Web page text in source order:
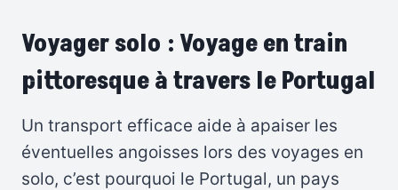
Voyager solo : Voyage en train
pittoresque à travers le Portugal
Un transport efficace aide à apaiser les
éventuelles angoisses lors des voyages en
solo, c’est pourquoi le Portugal, un pays